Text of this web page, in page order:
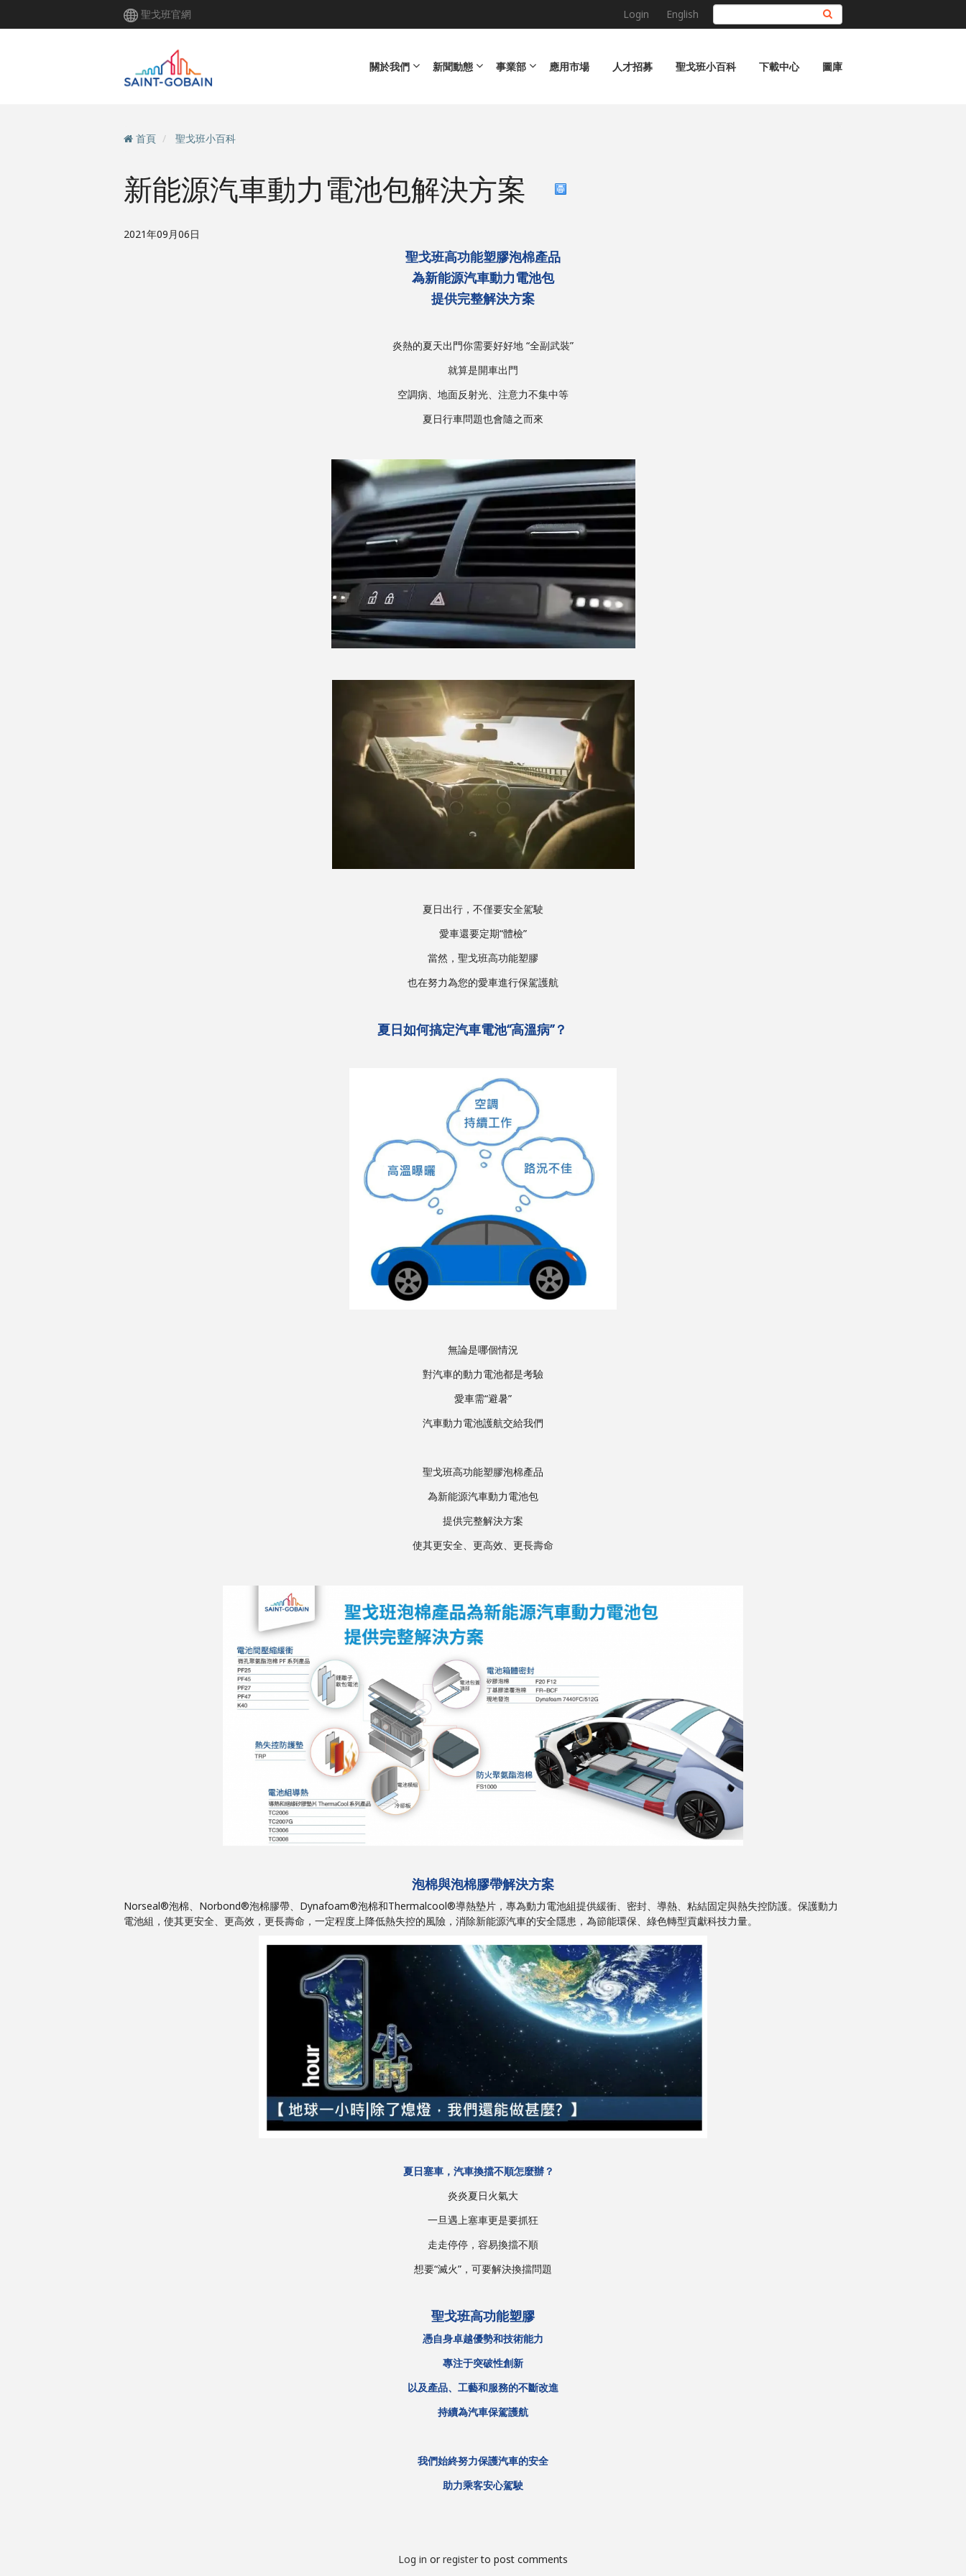
聖戈班官網 Login English
關於我們 新聞動態 事業部 應用市場 人才招募 聖戈班小百科 下載中心 圖庫
首頁 聖戈班小百科
新能源汽車動力電池包解決方案
2021年09月06日
聖戈班高功能塑膠泡棉產品
為新能源汽車動力電池包
提供完整解決方案
炎熱的夏天出門你需要好好地 “全副武裝”
就算是開車出門
空調病、地面反射光、注意力不集中等
夏日行車問題也會隨之而來
夏日出行，不僅要安全駕駛
愛車還要定期“體檢”
當然，聖戈班高功能塑膠
也在努力為您的愛車進行保駕護航
夏日如何搞定汽車電池“高溫病”？
無論是哪個情況
對汽車的動力電池都是考驗
愛車需“避暑”
汽車動力電池護航交給我們
聖戈班高功能塑膠泡棉產品
為新能源汽車動力電池包
提供完整解決方案
使其更安全、更高效、更長壽命
泡棉與泡棉膠帶解決方案
Norseal®泡棉、Norbond®泡棉膠帶、Dynafoam®泡棉和Thermalcool®導熱墊片，專為動力電池組提供緩衝、密封、導熱、粘結固定與熱失控防護。保護動力
電池組，使其更安全、更高效，更長壽命，一定程度上降低熱失控的風險，消除新能源汽車的安全隱患，為節能環保、綠色轉型貢獻科技力量。
夏日塞車，汽車換擋不順怎麼辦？
炎炎夏日火氣大
一旦遇上塞車更是要抓狂
走走停停，容易換擋不順
想要“滅火”，可要解決換擋問題
聖戈班高功能塑膠
憑自身卓越優勢和技術能力
專注于突破性創新
以及產品、工藝和服務的不斷改進
持續為汽車保駕護航
我們始終努力保護汽車的安全
助力乘客安心駕駛
Log in orregisterto post comments